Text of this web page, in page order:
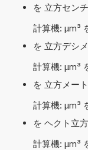
を 立方セン
計算機: µm³
を 立方デシ
計算機: µm³
を 立方メー
計算機: µm³
を ヘクト立
計算機: µm³